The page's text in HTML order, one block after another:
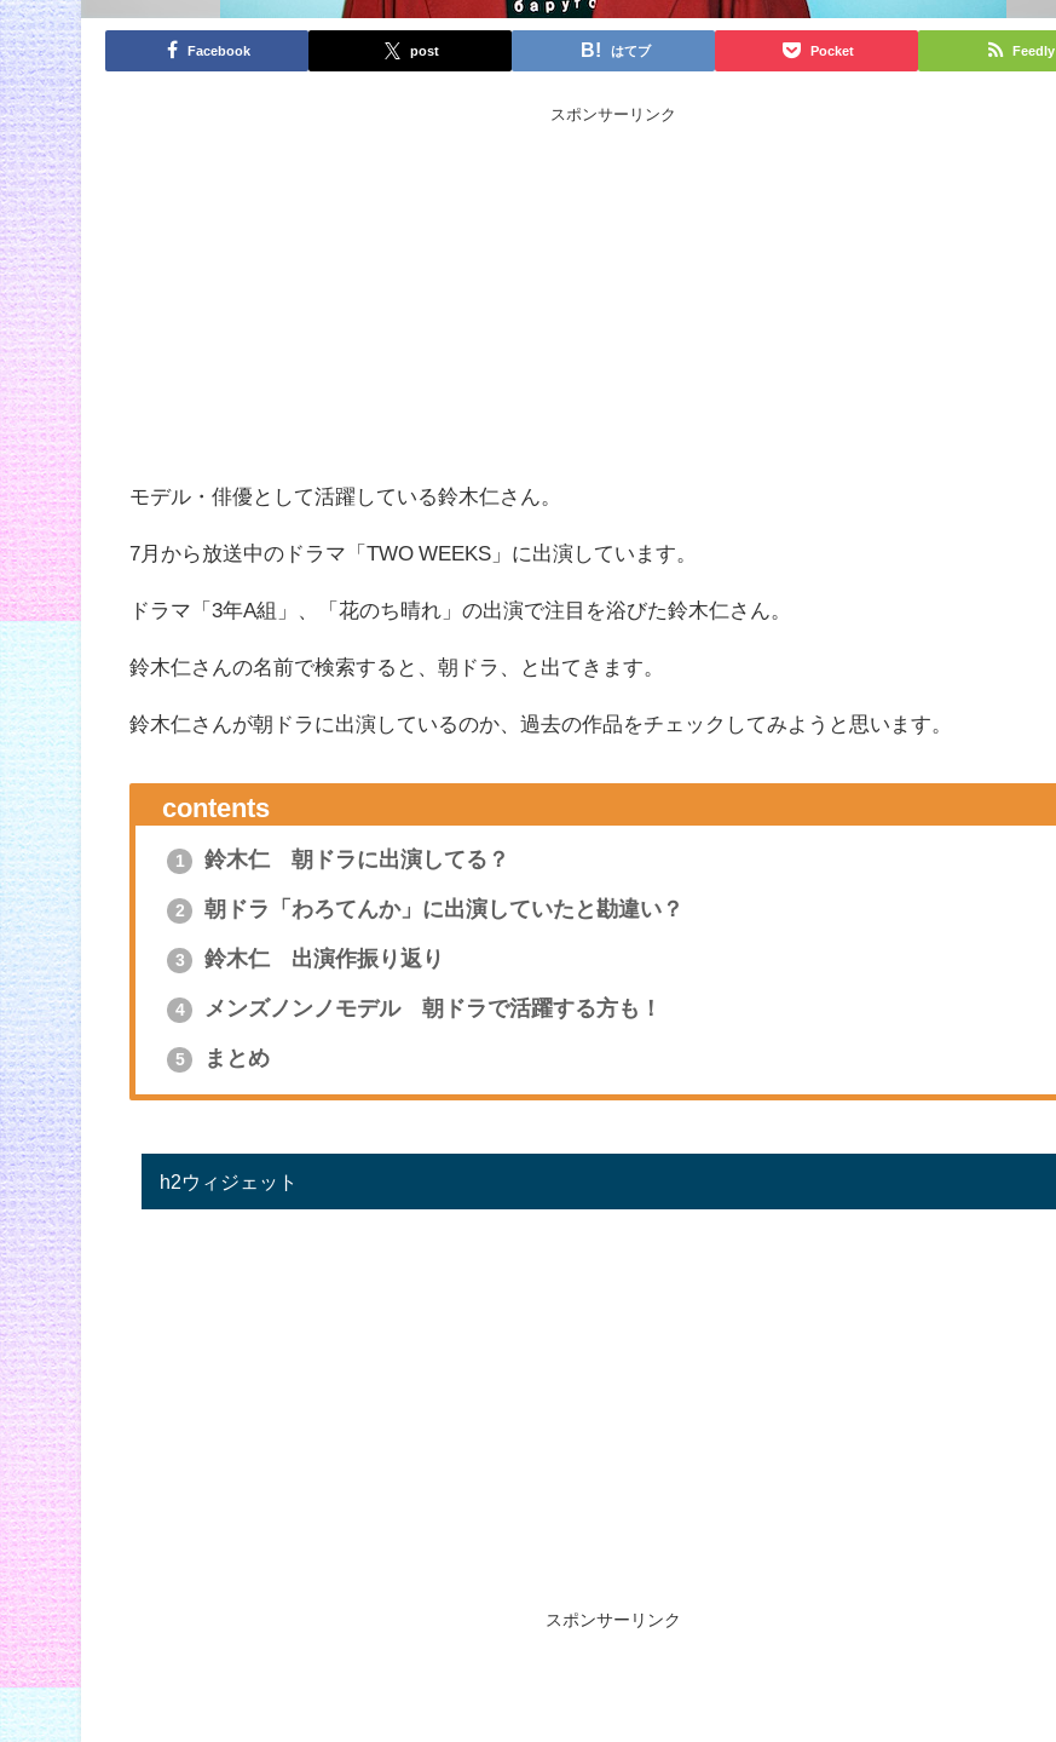
Facebook post はてブ Pocket Feedly
スポンサーリンク
モデル・俳優として活躍している鈴木仁さん。
7月から放送中のドラマ「TWO WEEKS」に出演しています。
ドラマ「3年A組」、「花のち晴れ」の出演で注目を浴びた鈴木仁さん。
鈴木仁さんの名前で検索すると、朝ドラ、と出てきます。
鈴木仁さんが朝ドラに出演しているのか、過去の作品をチェックしてみようと思います。
contents
1 鈴木仁 朝ドラに出演してる？
2 朝ドラ「わろてんか」に出演していたと勘違い？
3 鈴木仁 出演作振り返り
4 メンズノンノモデル 朝ドラで活躍する方も！
5 まとめ
h2ウィジェット
スポンサーリンク